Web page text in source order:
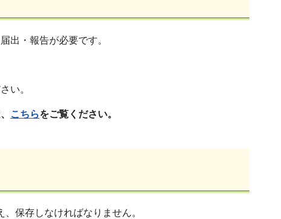
出・報告が必要です。
い。
こちらをご覧ください。
保存しなければなりません。